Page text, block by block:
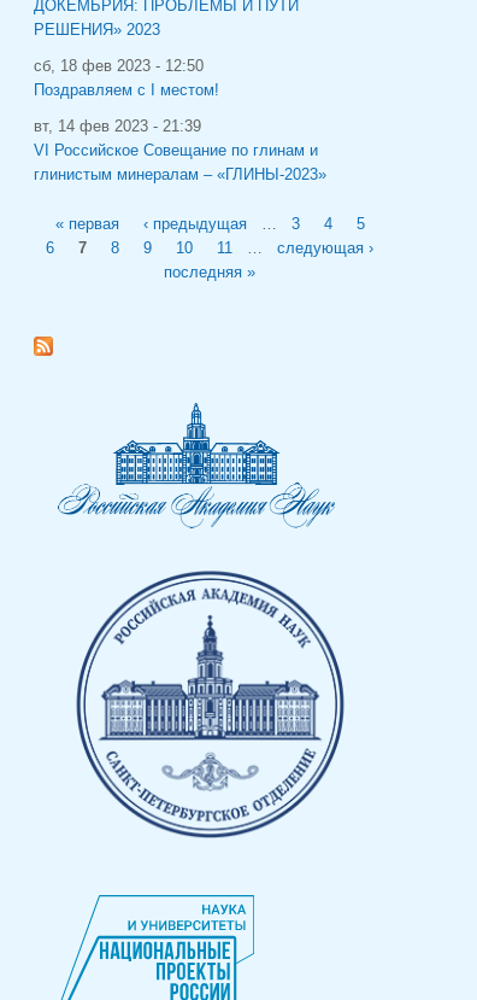
ДОКЕМБРИЯ: ПРОБЛЕМЫ И ПУТИ
РЕШЕНИЯ» 2023
сб, 18 фев 2023 - 12:50
Поздравляем с I местом!
вт, 14 фев 2023 - 21:39
VI Российское Совещание по глинам и
глинистым минералам – «ГЛИНЫ-2023»
« первая ‹ предыдущая 3 4
5
6
7 8 9 10 11
следующая ›
последняя »